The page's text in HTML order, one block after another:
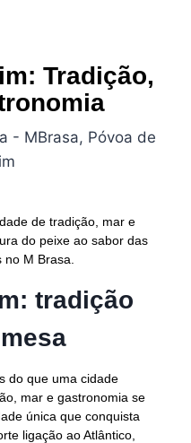
Tradição,
de tradição, mar e
do peixe ao sabor das
M Brasa.
tradição
do que uma cidade
mar e gastronomia se
única que conquista
ligação ao Atlântico,